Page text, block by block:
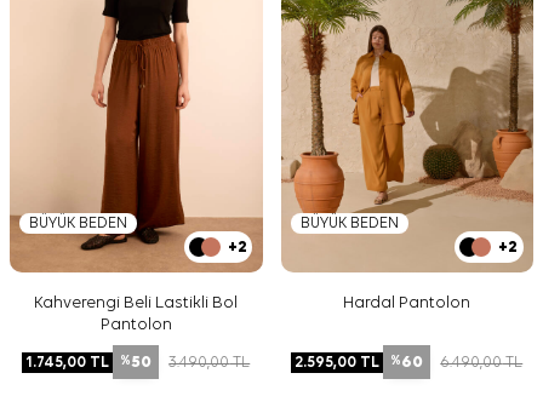
BÜYÜK BEDEN
+2
Kahverengi Beli Lastikli Bol
Pantolon
1.745,00 TL %50 3.490,00TL
BÜYÜK BEDEN
+2
Hardal Pantolon
2.595,00 TL %60 6.490,00TL